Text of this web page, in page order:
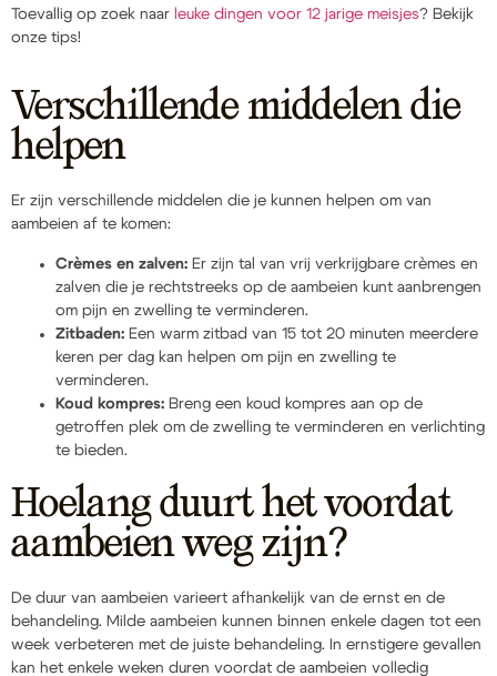
Toevallig op zoek naar leuke dingen voor 12 jarige meisjes? Bekijk
onze tips!
Verschillende middelen die
helpen
Er zijn verschillende middelen die je kunnen helpen om van
aambeien af te komen:
Crèmes en zalven: Er zijn tal van vrij verkrijgbare crèmes en
zalven die je rechtstreeks op de aambeien kunt aanbrengen
om pijn en zwelling te verminderen.
Zitbaden: Een warm zitbad van 15 tot 20 minuten meerdere
keren per dag kan helpen om pijn en zwelling te
verminderen.
Koud kompres: Breng een koud kompres aan op de
getroffen plek om de zwelling te verminderen en verlichting
te bieden.
Hoelang duurt het voordat
aambeien weg zijn?
De duur van aambeien varieert afhankelijk van de ernst en de
behandeling. Milde aambeien kunnen binnen enkele dagen tot een
week verbeteren met de juiste behandeling. In ernstigere gevallen
kan het enkele weken duren voordat de aambeien volledig